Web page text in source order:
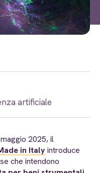
2025, il
in Italyintroduce
che intendono
artificiale